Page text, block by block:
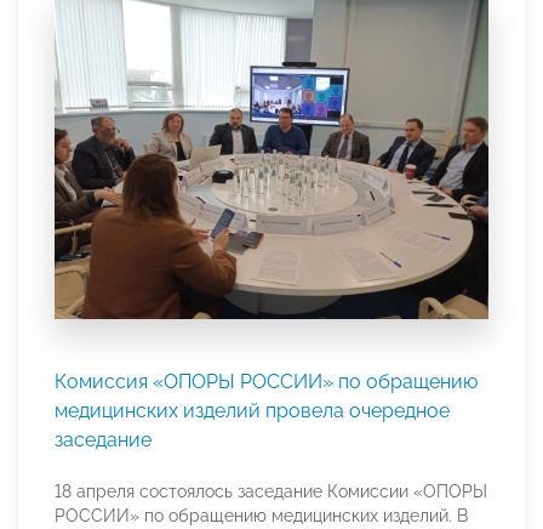
Комиссия «ОПОРЫ РОССИИ» по обращению
медицинских изделий провела очередное
заседание
18 апреля состоялось заседание Комиссии «ОПОРЫ
РОССИИ» по обращению медицинских изделий. В